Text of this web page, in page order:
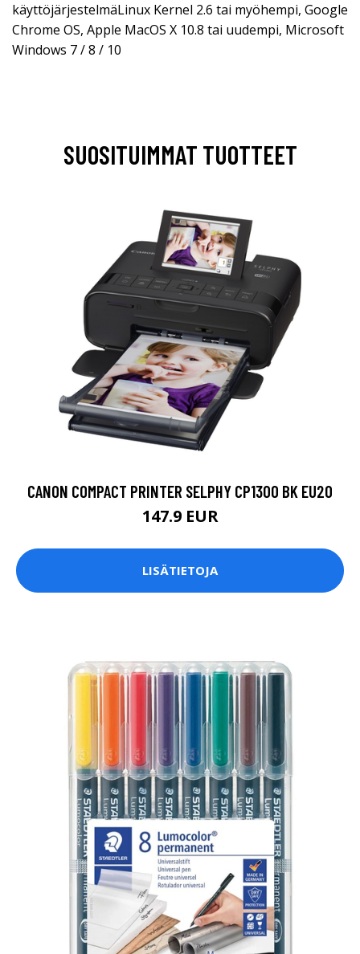
käyttöjärjestelmäLinux Kernel 2.6 tai myöhempi, Google
Chrome OS, Apple MacOS X 10.8 tai uudempi, Microsoft
Windows 7 / 8 / 10
SUOSITUIMMAT TUOTTEET
CANON COMPACT PRINTER SELPHY CP1300 BK EU20
147.9 EUR
LISÄTIETOJA